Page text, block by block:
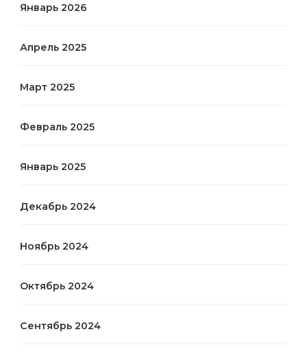
Январь 2026
Апрель 2025
Март 2025
Февраль 2025
Январь 2025
Декабрь 2024
Ноябрь 2024
Октябрь 2024
Сентябрь 2024